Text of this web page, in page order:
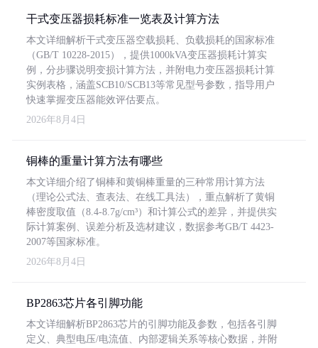
干式变压器损耗标准一览表及计算方法
本文详细解析干式变压器空载损耗、负载损耗的国家标准
（GB/T 10228-2015），提供1000kVA变压器损耗计算实
例，分步骤说明变损计算方法，并附电力变压器损耗计算
实例表格，涵盖SCB10/SCB13等常见型号参数，指导用户
快速掌握变压器能效评估要点。
2026年8月4日
铜棒的重量计算方法有哪些
本文详细介绍了铜棒和黄铜棒重量的三种常用计算方法
（理论公式法、查表法、在线工具法），重点解析了黄铜
棒密度取值（8.4-8.7g/cm³）和计算公式的差异，并提供实
际计算案例、误差分析及选材建议，数据参考GB/T 4423-
2007等国家标准。
2026年8月4日
BP2863芯片各引脚功能
本文详细解析BP2863芯片的引脚功能及参数，包括各引脚
定义、典型电压/电流值、内部逻辑关系等核心数据，并附